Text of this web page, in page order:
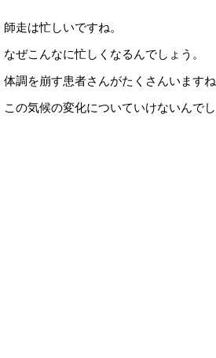
師走は忙しいですね。
なぜこんなに忙しくなるんでしょう。
体調を崩す患者さんがたくさんいますね
この気候の変化についていけないんでし